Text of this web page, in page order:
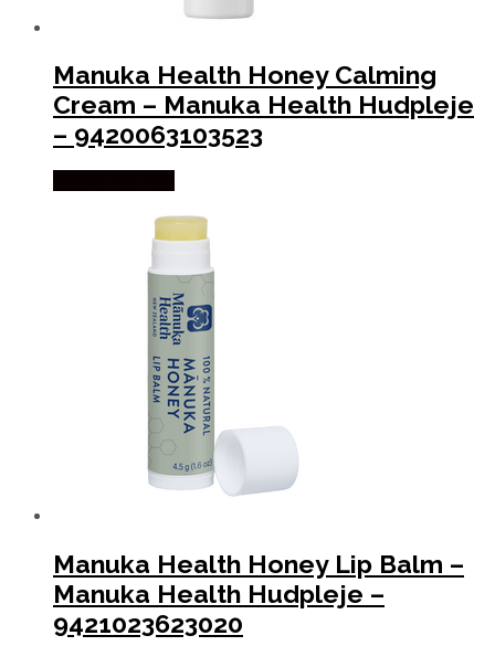
Manuka Health Honey Calming
Cream – Manuka Health Hudpleje
– 9420063103523
Manuka Health Honey Lip Balm –
Manuka Health Hudpleje –
9421023623020